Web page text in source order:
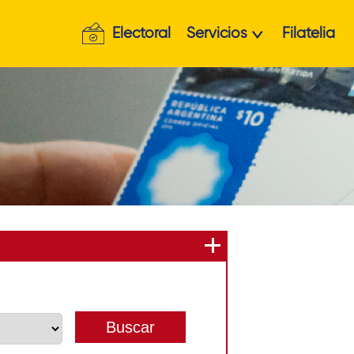
Electoral Servicios Filatelia